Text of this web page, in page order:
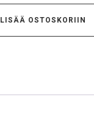
LISÄÄ OSTOSKORIIN